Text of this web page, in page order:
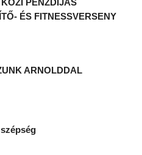
PÉNZDÍJAS
ÉS FITNESSVERSENY
ARNOLDDAL